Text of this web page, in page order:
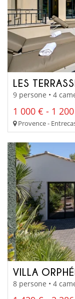
LES
9 persone • 4
1 000 € - 1
Provence -
VILLA
8 persone • 4